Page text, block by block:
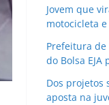
Jovem que
motocicleta
Prefeitura
do Bolsa
Dos projetos
aposta na